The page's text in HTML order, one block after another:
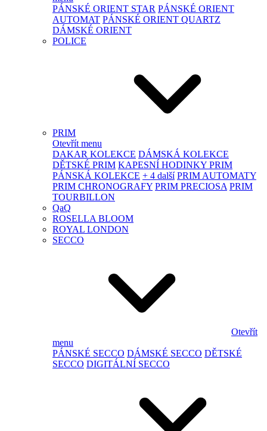
PÁNSKÉ ORIENT STAR PÁNSKÉ ORIENT
AUTOMAT PÁNSKÉ ORIENT QUARTZ
DÁMSKÉ ORIENT
POLICE
PRIM
Otevřít menu
DAKAR KOLEKCE DÁMSKÁ KOLEKCE
DĚTSKÉ PRIM KAPESNÍ HODINKY PRIM
PÁNSKÁ KOLEKCE + 4 další PRIM AUTOMATY
PRIM CHRONOGRAFY PRIM PRECIOSA PRIM
TOURBILLON
QaQ
ROSELLA BLOOM
ROYAL LONDON
SECCO
Otevřít
menu
PÁNSKÉ SECCO DÁMSKÉ SECCO DĚTSKÉ
SECCO DIGITÁLNÍ SECCO